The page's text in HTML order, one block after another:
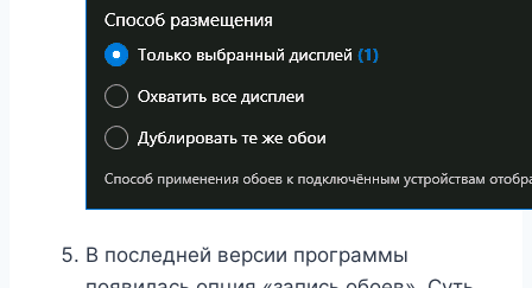
В последней версии программы